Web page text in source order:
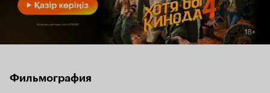
Фильмография